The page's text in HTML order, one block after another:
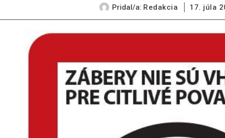
Pridal/a: Redakcia 17. júla